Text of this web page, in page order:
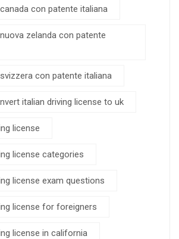
con patente italiana
zelanda con patente
con patente italiana
italian driving license to uk
license
license categories
license exam questions
license for foreigners
license in california